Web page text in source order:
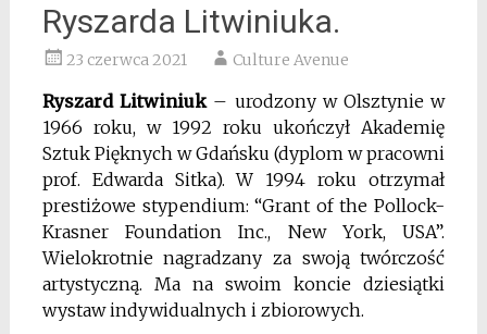
Ryszarda Litwiniuka.
23 czerwca 2021 Culture Avenue
Ryszard Litwiniuk– urodzony w Olsztynie w
1966 roku, w 1992 roku ukończył Akademię
Sztuk Pięknych w Gdańsku (dyplom w pracowni
prof. Edwarda Sitka). W 1994 roku otrzymał
prestiżowe stypendium: “Grant of the Pollock-
Krasner Foundation Inc., New York, USA”.
Wielokrotnie nagradzany za swoją twórczość
artystyczną. Ma na swoim koncie dziesiątki
wystaw indywidualnych i zbiorowych.